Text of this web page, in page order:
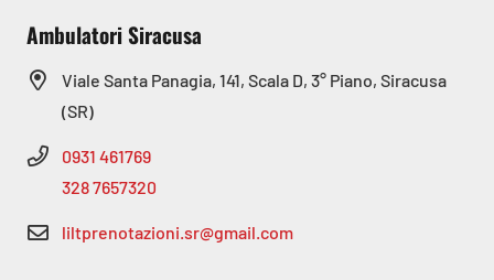
Ambulatori Siracusa
Viale Santa Panagia, 141, Scala D, 3° Piano, Siracusa
(SR)
0931 461769
328 7657320
liltprenotazioni.sr@gmail.com